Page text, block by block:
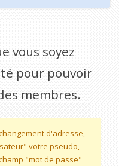
vous soyez
pour pouvoir
membres.
d'adresse,
votre pseudo,
"mot de passe"